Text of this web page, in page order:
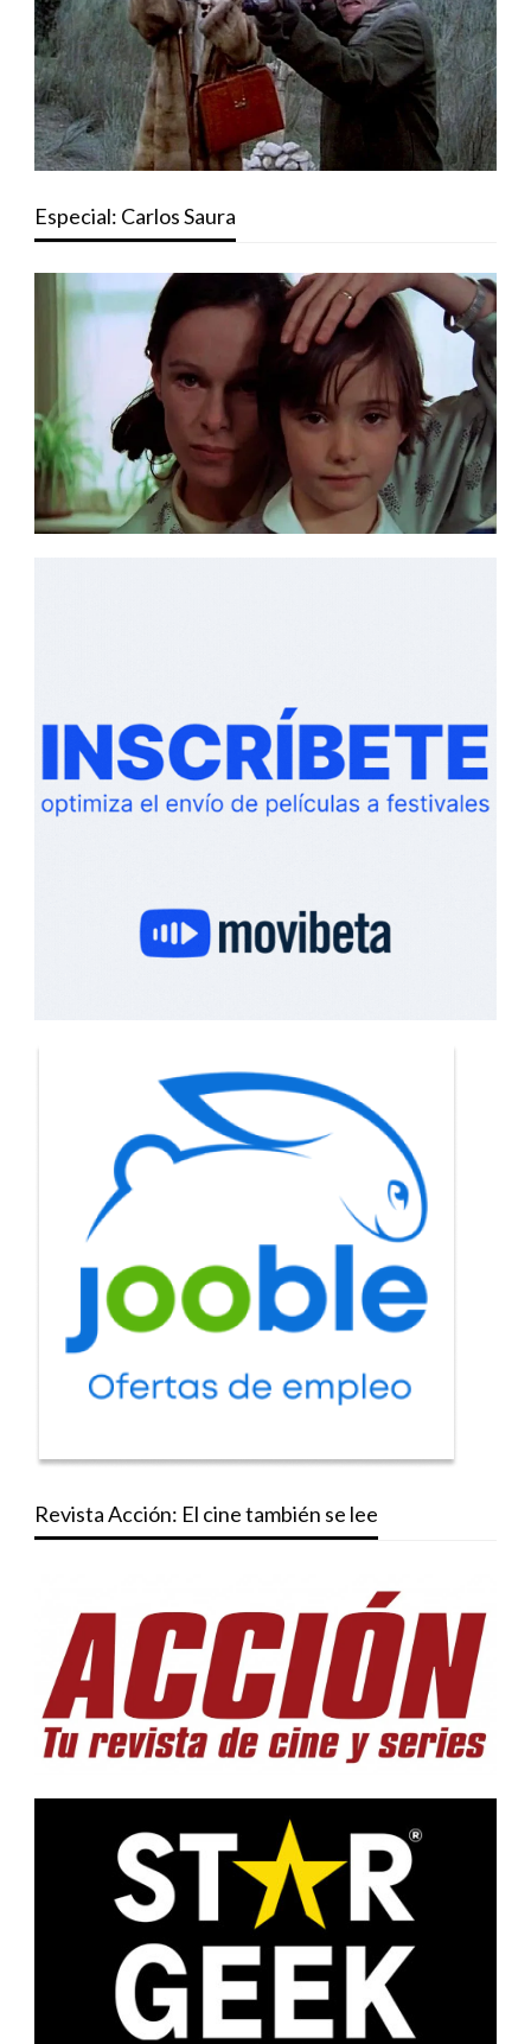
Especial: Carlos Saura
Revista Acción: El cine también se lee